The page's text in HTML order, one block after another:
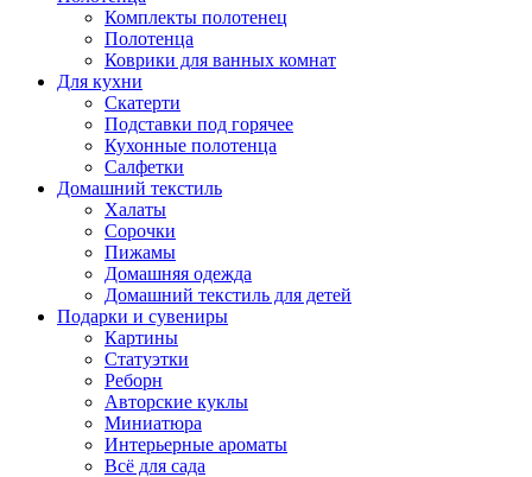
Комплекты полотенец
Полотенца
Коврики для ванных комнат
Для кухни
Скатерти
Подставки под горячее
Кухонные полотенца
Салфетки
Домашний текстиль
Халаты
Сорочки
Пижамы
Домашняя одежда
Домашний текстиль для детей
Подарки и сувениры
Картины
Статуэтки
Реборн
Авторские куклы
Миниатюра
Интерьерные ароматы
Всё для сада